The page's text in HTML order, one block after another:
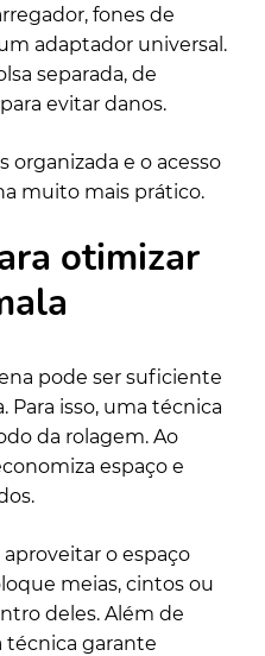
fones de
adaptador universal.
separada, de
evitar danos.
organizada e o acesso
muito mais prático.
otimizar
pode ser suficiente
Para isso, uma técnica
da rolagem. Ao
espaço e
o espaço
meias, cintos ou
deles. Além de
técnica garante